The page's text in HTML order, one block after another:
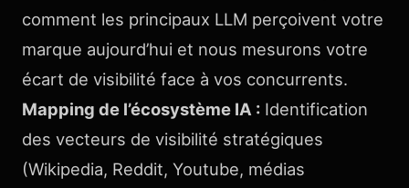
comment les principaux LLM perçoivent votre
marque aujourd’hui et nous mesurons votre
écart de visibilité face à vos concurrents.
Mapping de l’écosystème IA : Identification
des vecteurs de visibilité stratégiques
(Wikipedia, Reddit, Youtube, médias